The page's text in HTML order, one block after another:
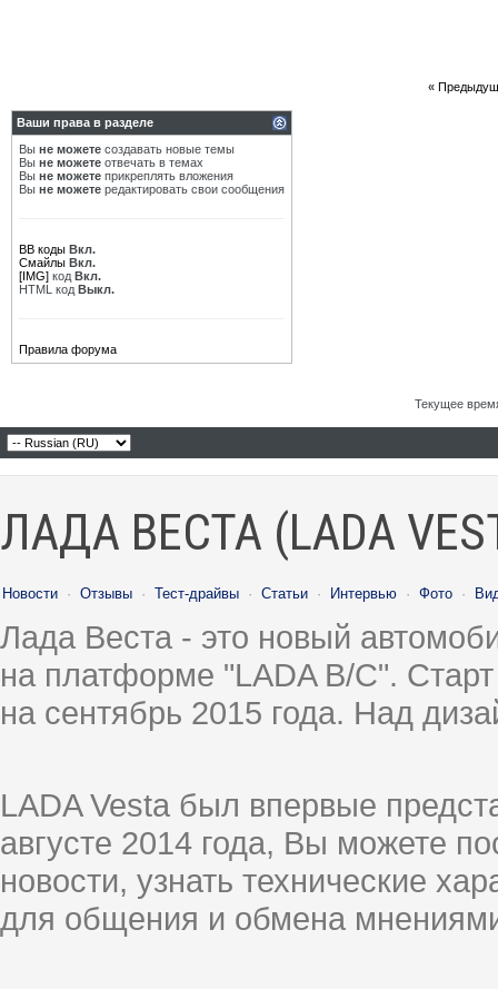
«
Ваши права в разделе
Вы не можете создавать новые темы
Вы не можете отвечать в темах
Вы не можете прикреплять вложения
Вы не можете редактировать свои сообщения
BB коды Вкл.
Смайлы Вкл.
[IMG] код Вкл.
HTML код Выкл.
Правила форума
Текущее
ЛАДА ВЕСТА (LADA
Новости · Отзывы · Тест-драйвы · Статьи · Интервью · Фото ·
Лада Веста - это новый
на платформе "LADA B/C".
на сентябрь 2015 года. Над
LADA Vesta был впервые
августе 2014 года, Вы можете
новости, узнать технические
для общения и обмена